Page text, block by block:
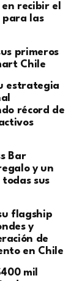
recibir el
para las
primeros
Chile
estrategia
récord de
Bar
y un
sus
flagship
y
de
en Chile
mil